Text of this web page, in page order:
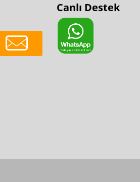
Canlı Destek